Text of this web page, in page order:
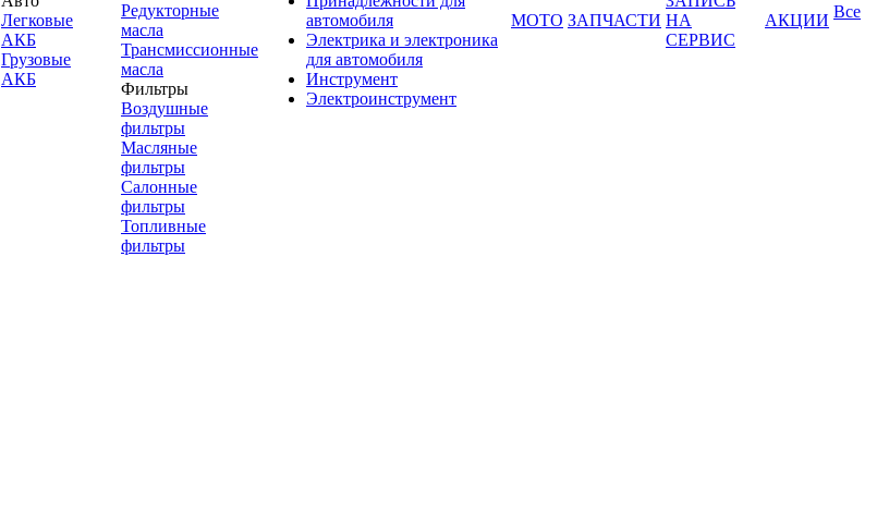
Легковые
АКБ
Грузовые
АКБ
Редукторные
масла
Трансмиссионные
масла
Фильтры
Воздушные
фильтры
Масляные
фильтры
Салонные
фильтры
Топливные
фильтры
автомобиля
Электрика и электроника
для автомобиля
Инструмент
Электроинструмент
МОТО ЗАПЧАСТИ НА
СЕРВИС
АКЦИИ Все